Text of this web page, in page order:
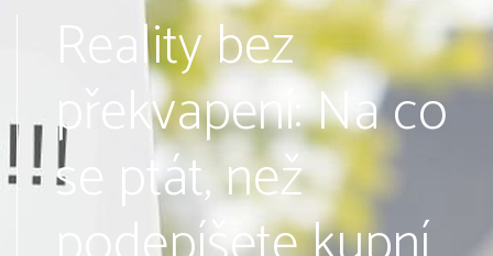
Reality bez
překvapení: Na co
se ptát, než